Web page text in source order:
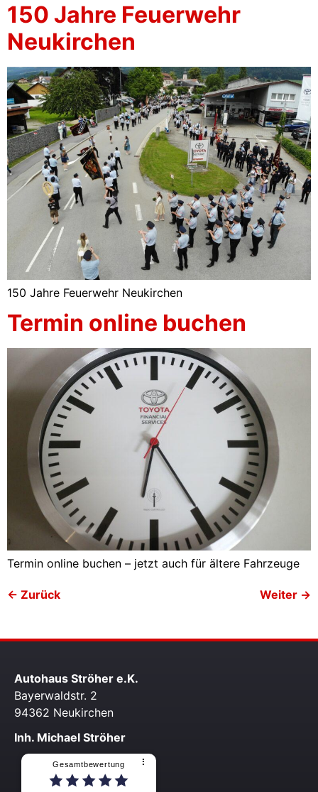
150 Jahre Feuerwehr
Neukirchen
150 Jahre Feuerwehr Neukirchen
Termin online buchen
Termin online buchen – jetzt auch für ältere Fahrzeuge
← Zurück Weiter →
Autohaus Ströher e.K.
Bayerwaldstr. 2
94362 Neukirchen
Inh. Michael Ströher
Gesamtbewertung ⠇